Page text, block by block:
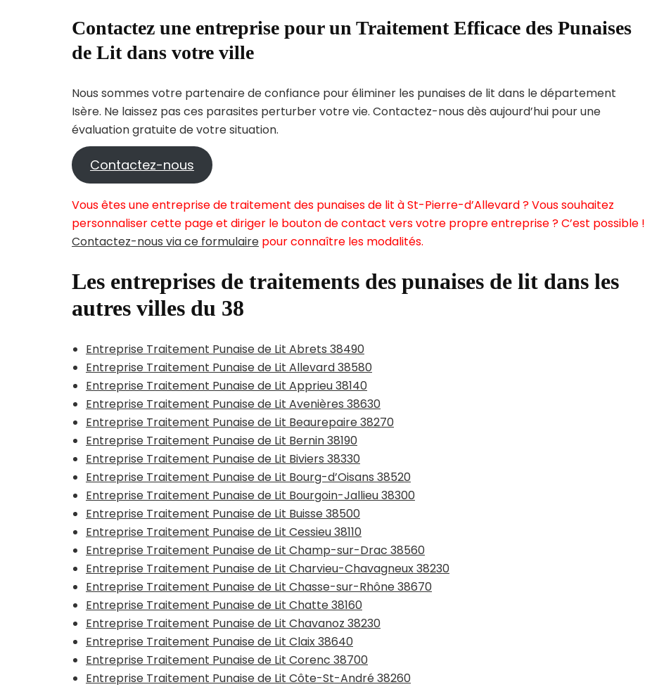
Contactez une entreprise pour un Traitement Efficace des Punaises
de Lit dans votre ville
Nous sommes votre partenaire de confiance pour éliminer les punaises de lit dans le département
Isère. Ne laissez pas ces parasites perturber votre vie. Contactez-nous dès aujourd’hui pour une
évaluation gratuite de votre situation.
Contactez-nous
Vous êtes une entreprise de traitement des punaises de lit à St-Pierre-d’Allevard ? Vous souhaitez
personnaliser cette page et diriger le bouton de contact vers votre propre entreprise ? C’est possible !
Contactez-nous via ce formulaire pour connaître les modalités.
Les entreprises de traitements des punaises de lit dans les
autres villes du 38
Entreprise Traitement Punaise de Lit Abrets 38490
Entreprise Traitement Punaise de Lit Allevard 38580
Entreprise Traitement Punaise de Lit Apprieu 38140
Entreprise Traitement Punaise de Lit Avenières 38630
Entreprise Traitement Punaise de Lit Beaurepaire 38270
Entreprise Traitement Punaise de Lit Bernin 38190
Entreprise Traitement Punaise de Lit Biviers 38330
Entreprise Traitement Punaise de Lit Bourg-d’Oisans 38520
Entreprise Traitement Punaise de Lit Bourgoin-Jallieu 38300
Entreprise Traitement Punaise de Lit Buisse 38500
Entreprise Traitement Punaise de Lit Cessieu 38110
Entreprise Traitement Punaise de Lit Champ-sur-Drac 38560
Entreprise Traitement Punaise de Lit Charvieu-Chavagneux 38230
Entreprise Traitement Punaise de Lit Chasse-sur-Rhône 38670
Entreprise Traitement Punaise de Lit Chatte 38160
Entreprise Traitement Punaise de Lit Chavanoz 38230
Entreprise Traitement Punaise de Lit Claix 38640
Entreprise Traitement Punaise de Lit Corenc 38700
Entreprise Traitement Punaise de Lit Côte-St-André 38260